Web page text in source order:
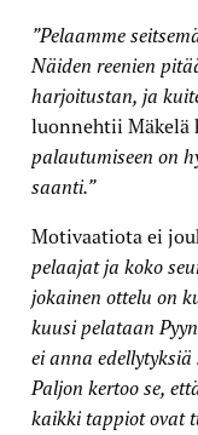
”Pelaamme
Näiden reenien
harjoitustan, ja
luonnehtii Mäkelä
palautumiseen on
saanti.”
Motivaatiota ei
pelaajat ja koko
jokainen ottelu on
kuusi pelataan
ei anna
Paljon kertoo se,
kaikki tappiot ovat